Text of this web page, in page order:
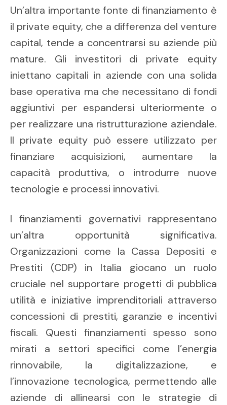
Un’altra importante fonte di finanziamento è
il private equity, che a differenza del venture
capital, tende a concentrarsi su aziende più
mature. Gli investitori di private equity
iniettano capitali in aziende con una solida
base operativa ma che necessitano di fondi
aggiuntivi per espandersi ulteriormente o
per realizzare una ristrutturazione aziendale.
Il private equity può essere utilizzato per
finanziare acquisizioni, aumentare la
capacità produttiva, o introdurre nuove
tecnologie e processi innovativi.
I finanziamenti governativi rappresentano
un’altra opportunità significativa.
Organizzazioni come la Cassa Depositi e
Prestiti (CDP) in Italia giocano un ruolo
cruciale nel supportare progetti di pubblica
utilità e iniziative imprenditoriali attraverso
concessioni di prestiti, garanzie e incentivi
fiscali. Questi finanziamenti spesso sono
mirati a settori specifici come l’energia
rinnovabile, la digitalizzazione, e
l’innovazione tecnologica, permettendo alle
aziende di allinearsi con le strategie di